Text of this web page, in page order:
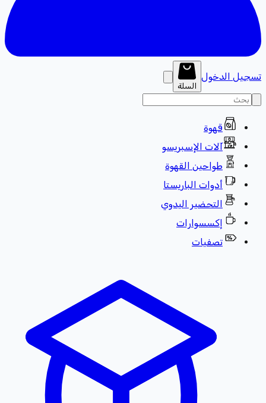
تسجيل الدخول
السلة
قهوة
آلات الإسبريسو
طواحين القهوة
أدوات الباريستا
التحضير اليدوي
إكسسوارات
تصفيات